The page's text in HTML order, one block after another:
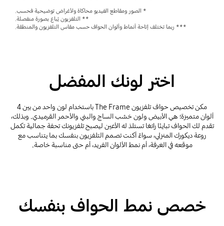
* الصور ومقاطع الفيديو محاكاة ولأغراض توضيحية فحسب.
** التلفزيون يُباع بصورة منفصلة.
*** ربما تختلف إتاحة أنماط وألوان الحواف حسب مقاس التلفزيون والمنطقة.
اختر لونك المفضل
مكن تخصيص حواف تلفزيون The Frame باستخدام لون واحد من بين 4
ألوان متميزة؛ هي الأبيض ولون خشب الساج والبني والأحمر القرميدي. وبذلك،
تقدم لك الحواف تباينًا رائعًا تستلذ له الأعين ليصبح تلفزيونك تحفة جمالية تكمل
روعة ديكورك المنزلي، سواءٌ أكنت تصمم التلفزيون بنفسك بما يتناسب مع
موقعه في الغرفة، أم نمط الألوان الفريد، أم حتى مناسبة خاصة.
خصص نمط الحواف بنفسك